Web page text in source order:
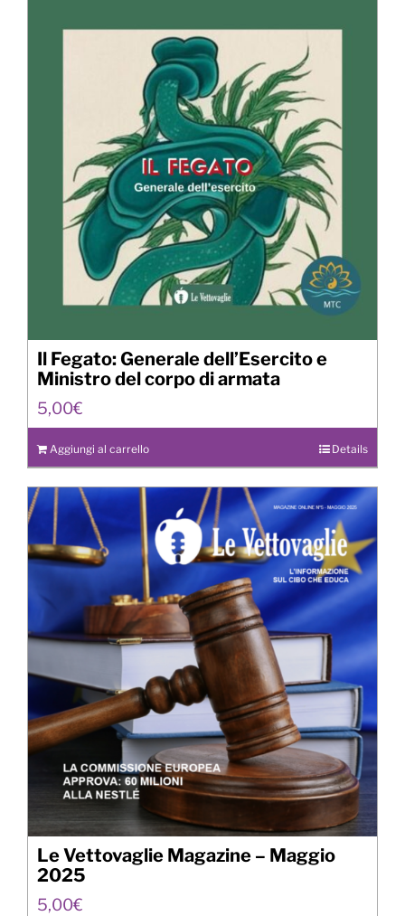
Il Fegato: Generale dell’Esercito e
Ministro del corpo di armata
5,00€
Aggiungi al carrello Details
Le Vettovaglie Magazine – Maggio
2025
5,00€